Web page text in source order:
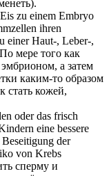
Eis zu einem Embryo
ihren
einer Haut-, Leber-,
По мере того как
эмбрионом, а затем
каким-то образом
стать кожей,
oder das frisch
eine bessere
der
von Krebs
сперму и